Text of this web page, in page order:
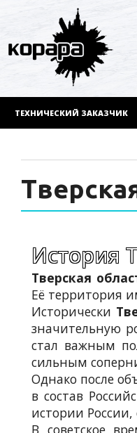
ТЕХНИЧЕСКИЙ ЗАКАЗЧИК
История
Тверская
Её территория
Исторически
значительную
стал важным
сильным
Однако после
в состав
истории
В советское